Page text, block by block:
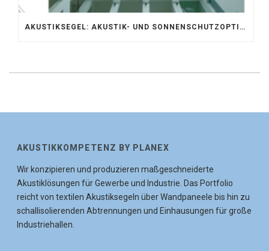
AKUSTIKSEGEL: AKUSTIK- UND SONNENSCHUTZOPTIMIERUNG IM ATRIUM DER UNIVERSITÄT BONN
AKUSTIKKOMPETENZ BY PLANEX
Wir konzipieren und produzieren maßgeschneiderte
Akustiklösungen für Gewerbe und Industrie. Das Portfolio
reicht von textilen Akustiksegeln über Wandpaneele bis hin zu
schallisolierenden Abtrennungen und Einhausungen für große
Industriehallen.